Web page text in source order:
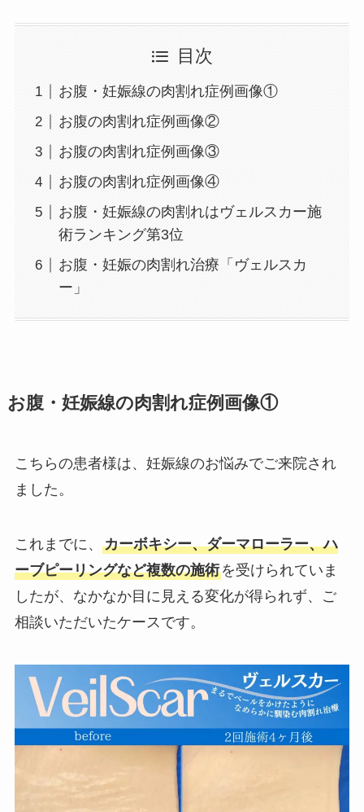
目次
お腹・妊娠線の肉割れ症例画像①
お腹の肉割れ症例画像②
お腹の肉割れ症例画像③
お腹の肉割れ症例画像④
お腹・妊娠線の肉割れはヴェルスカー施
術ランキング第3位
お腹・妊娠の肉割れ治療「ヴェルスカ
ー」
お腹・妊娠線の肉割れ症例画像①
こちらの患者様は、妊娠線のお悩みでご来院され
ました。
これまでに、 カーボキシー、ダーマローラー、ハ
ーブピーリングなど複数の施術を受けられていま
したが、なかなか目に見える変化が得られず、ご
相談いただいたケースです。